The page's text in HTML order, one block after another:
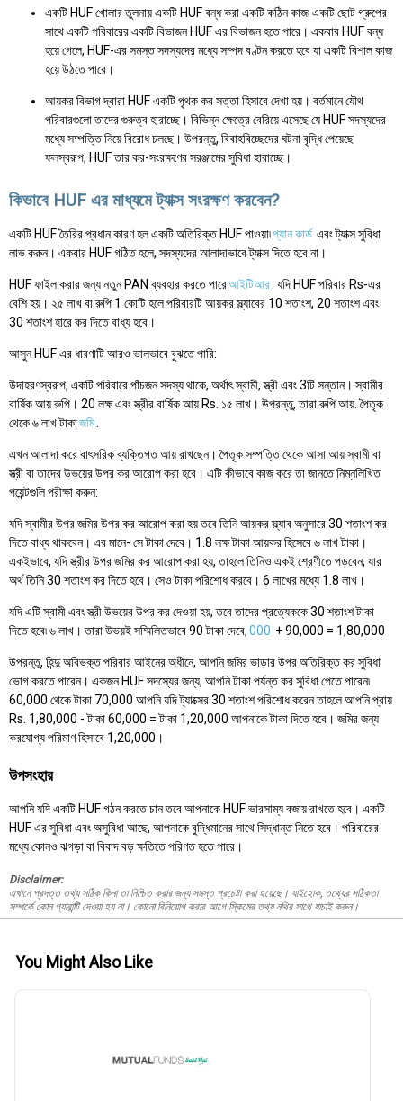
একটি HUF খোলার তুলনায় একটি HUF বন্ধ করা একটি কঠিন কাজ৷ একটি ছোট গ্রুপের
সাথে একটি পরিবারের একটি বিভাজন HUF এর বিভাজন হতে পারে। একবার HUF বন্ধ
হয়ে গেলে, HUF-এর সমস্ত সদস্যদের মধ্যে সম্পদ বণ্টন করতে হবে যা একটি বিশাল কাজ
হয়ে উঠতে পারে।
আয়কর বিভাগ দ্বারা HUF একটি পৃথক কর সত্তা হিসাবে দেখা হয়। বর্তমানে যৌথ
পরিবারগুলো তাদের গুরুত্ব হারাচ্ছে। বিভিন্ন ক্ষেত্রে বেরিয়ে এসেছে যে HUF সদস্যদের
মধ্যে সম্পত্তি নিয়ে বিরোধ চলছে। উপরন্তু, বিবাহবিচ্ছেদের ঘটনা বৃদ্ধি পেয়েছে
ফলস্বরূপ, HUF তার কর-সংরক্ষণের সরঞ্জামের সুবিধা হারাচ্ছে।
কিভাবে HUF এর মাধ্যমে ট্যাক্স সংরক্ষণ করবেন?
একটি HUF তৈরির প্রধান কারণ হল একটি অতিরিক্ত HUF পাওয়া৷প্যান কার্ড এবং ট্যাক্স সুবিধা
লাভ করুন। একবার HUF গঠিত হলে, সদস্যদের আলাদাভাবে ট্যাক্স দিতে হবে না।
HUF ফাইল করার জন্য নতুন PAN ব্যবহার করতে পারেআইটিআর . যদি HUF পরিবার Rs-এর
বেশি হয়। ২৫ লাখ বা রুপি 1 কোটি হলে পরিবারটি আয়কর স্ল্যাবের 10 শতাংশ, 20 শতাংশ এবং
30 শতাংশ হারে কর দিতে বাধ্য হবে।
আসুন HUF এর ধারণাটি আরও ভালভাবে বুঝতে পারি:
উদাহরণস্বরূপ, একটি পরিবারে পাঁচজন সদস্য থাকে, অর্থাৎ স্বামী, স্ত্রী এবং 3টি সন্তান। স্বামীর
বার্ষিক আয় রুপি। 20 লক্ষ এবং স্ত্রীর বার্ষিক আয় Rs. ১৫ লাখ। উপরন্তু, তারা রুপি আয়. পৈতৃক
থেকে ৬ লাখ টাকাজমি
এখন আলাদা করে বাৎসরিক ব্যক্তিগত আয় রাখছেন। পৈতৃক সম্পত্তি থেকে আসা আয় স্বামী বা
স্ত্রী বা তাদের উভয়ের উপর কর আরোপ করা হবে। এটি কীভাবে কাজ করে তা জানতে নিম্নলিখিত
পয়েন্টগুলি পরীক্ষা করুন:
যদি স্বামীর উপর জমির উপর কর আরোপ করা হয় তবে তিনি আয়কর স্ল্যাব অনুসারে 30 শতাংশ কর
দিতে বাধ্য থাকবেন। এর মানে- সে টাকা দেবে। 1.8 লক্ষ টাকা আয়কর হিসেবে ৬ লাখ টাকা।
একইভাবে, যদি স্ত্রীর উপর জমির কর আরোপ করা হয়, তাহলে তিনিও একই শ্রেণীতে পড়বেন, যার
অর্থ তিনি 30 শতাংশ কর দিতে হবে। সেও টাকা পরিশোধ করবে। 6 লাখের মধ্যে 1.8 লাখ।
যদি এটি স্বামী এবং স্ত্রী উভয়ের উপর কর দেওয়া হয়, তবে তাদের প্রত্যেককে 30 শতাংশ টাকা
দিতে হবে৷ ৬ লাখ। তারা উভয়ই সম্মিলিতভাবে 90 টাকা দেবে,000 + 90,000 = 1,80,000
উপরন্তু, হিন্দু অবিভক্ত পরিবার আইনের অধীনে, আপনি জমির ভাড়ার উপর অতিরিক্ত কর সুবিধা
ভোগ করতে পারেন। একজন HUF সদস্যের জন্য, আপনি টাকা পর্যন্ত কর সুবিধা পেতে পারেন৷
60,000 থেকে টাকা 70,000 আপনি যদি ট্যাক্সের 30 শতাংশ পরিশোধ করেন তাহলে আপনি প্রায়
Rs. 1,80,000 - টাকা 60,000 = টাকা 1,20,000 আপনাকে টাকা দিতে হবে। জমির জন্য
করযোগ্য পরিমাণ হিসাবে 1,20,000।
উপসংহার
আপনি যদি একটি HUF গঠন করতে চান তবে আপনাকে HUF ভারসাম্য বজায় রাখতে হবে। একটি
HUF এর সুবিধা এবং অসুবিধা আছে, আপনাকে বুদ্ধিমানের সাথে সিদ্ধান্ত নিতে হবে। পরিবারের
মধ্যে কোনও ঝগড়া বা বিবাদ বড় ক্ষতিতে পরিণত হতে পারে।
Disclaimer:
এখানে প্রদত্ত তথ্য সঠিক কিনা তা নিশ্চিত করার জন্য সমস্ত প্রচেষ্টা করা হয়েছে। যাইহোক, তথ্যের সঠিকতা
সম্পর্কে কোন গ্যারান্টি দেওয়া হয় না। কোনো বিনিয়োগ করার আগে স্কিমের তথ্য নথির সাথে যাচাই করুন।
You Might Also Like